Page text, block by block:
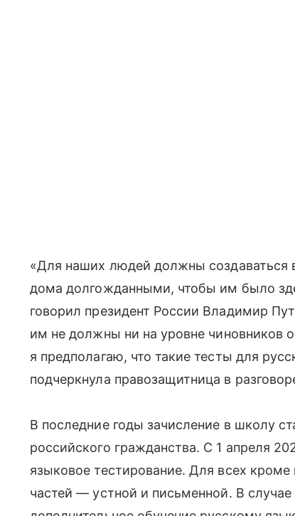
«Для наших людей должны создаваться
дома долгожданными, чтобы им было
говорил президент России Владимир
им не должны ни на уровне чиновников
я предполагаю, что такие тесты для
подчеркнула правозащитница в
В последние годы зачисление в школу
российского гражданства. С 1 апреля
языковое тестирование. Для всех
частей — устной и письменной. В